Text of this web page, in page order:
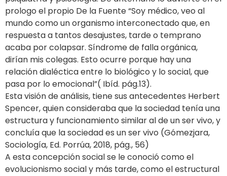
prologo el propio De la Fuente “Soy médico, veo al
mundo como un organismo interconectado que, en
respuesta a tantos desajustes, tarde o temprano
acaba por colapsar. Síndrome de falla orgánica,
dirían mis colegas. Esto ocurre porque hay una
relación dialéctica entre lo biológico y lo social, que
pasa por lo emocional”( Ibíd. pág.13).
Esta visión de análisis, tiene sus antecedentes Herbert
Spencer, quien consideraba que la sociedad tenía una
estructura y funcionamiento similar al de un ser vivo, y
concluía que la sociedad es un ser vivo (Gómezjara,
Sociología, Ed. Porrúa, 2018, pág., 56)
A esta concepción social se le conoció como el
evolucionismo social y más tarde, como el estructural